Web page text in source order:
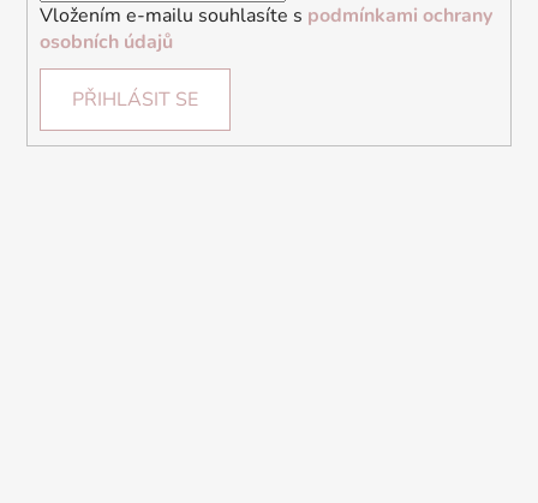
Vložením e-mailu souhlasíte s podmínkami ochrany
osobních údajů
PŘIHLÁSIT SE